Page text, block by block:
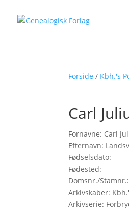
Forside / Kbh.'s
Carl
Fornavne: Carl
Efternavn:
Fødselsdato:
Fødested:
Domsnr./Stamnr.:
Arkivskaber:
Arkivserie: